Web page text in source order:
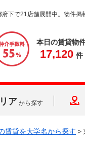
下で21店舗展開中。物件掲
本日の賃貸物
17,120 件
ア から探す
賃貸を大学名から探す >